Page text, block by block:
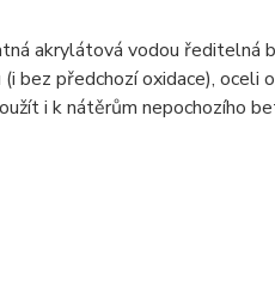
akrylátová vodou ředitelná
bez předchozí oxidace),
i k nátěrům nepochozího